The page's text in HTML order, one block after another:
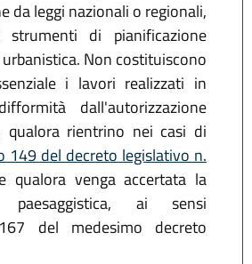
da leggi nazionali o regionali,
strumenti di pianificazione
Non costituiscono
i lavori realizzati in
dall'autorizzazione
qualora rientrino nei casi di
149 del decreto legislativo n.
e qualora venga accertata la
paesaggistica, ai sensi
del medesimo decreto